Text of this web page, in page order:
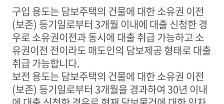
구입 용도는 담보주택의 건물에 대한 소유권 이전
(보존) 등기일로부터 3개월 이내에 대출 신청한 경
우로 소유권이전과 동시에 대출 취급 가능하고 소
유권이전 전이라도 매도인의 담보제공 형태로 대출
취급 가능합니다.
보전 용도는 담보주택의 건물에 대한 소유권 이전
(보존) 등기일로부터 3개월을 경과하여 30년 이내